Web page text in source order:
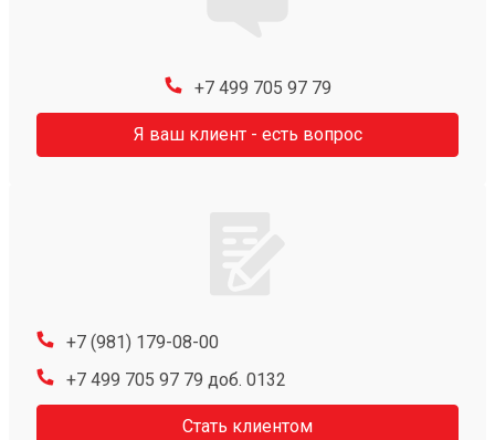
+7 499 705 97 79
Я ваш клиент - есть вопрос
+7 (981) 179-08-00
+7 499 705 97 79 доб. 0132
Стать клиентом